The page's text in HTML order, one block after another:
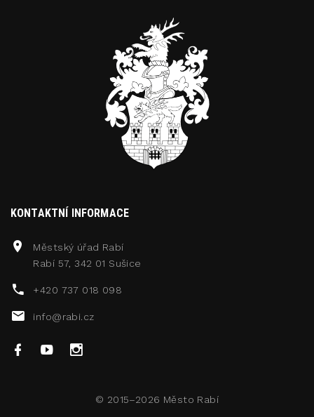
KONTAKTNÍ INFORMACE
Městský úřad Rabí
Rabí 57, 342 01 Sušice
+420 737 018 098
info@rabi.cz
© 2015–2026 Město Rabí